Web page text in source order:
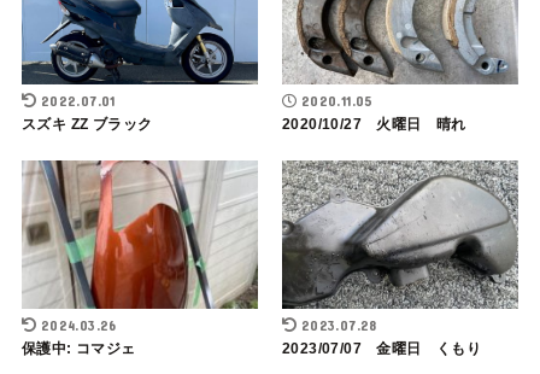
2022.07.01
スズキ ZZ ブラック
2020.11.05
2020/10/27 火曜日 晴れ
2024.03.26
保護中: コマジェ
2023.07.28
2023/07/07 金曜日 くもり